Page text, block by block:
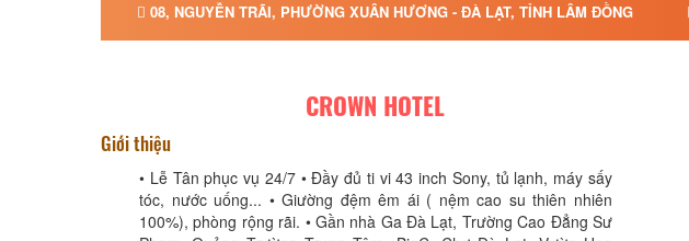
08, NGUYỄN TRÃI, PHƯỜNG XUÂN HƯƠNG - ĐÀ LẠT, TỈNH LÂM ĐỒNG
CROWN HOTEL
Giới thiệu
• Lễ Tân phục vụ 24/7 • Đầy đủ ti vi 43 inch Sony, tủ lạnh, máy sấy
tóc, nước uống... • Giường đệm êm ái ( nệm cao su thiên nhiên
100%), phòng rộng rãi. • Gần nhà Ga Đà Lạt, Trường Cao Đẳng Sư